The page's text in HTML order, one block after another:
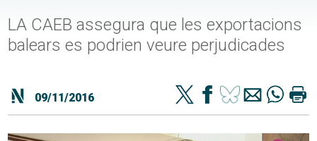
LA CAEB assegura que les exportacions
balears es podrien veure perjudicades
09/11/2016